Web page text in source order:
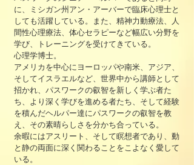
に、ミシガン州アン・アーバーで臨床心理士と
しても活躍している。また、精神力動療法、人
間性心理療法、体心セラピーなど幅広い分野を
学び、トレーニングを受けてきている。
心理学博士。
アメリカを中心にヨーロッパや南米、アジア、
そしてイスラエルなど、世界中から講師として
招かれ、パスワークの叡智を新しく学ぶ者た
ち、より深く学びを進める者たち、そして経験
を積んだヘルパー達にパスワークの叡智を教
え、その素晴らしさを分かち合っている。
余暇にはアスリート、そして瞑想者であり、動
と静の両面に深く関わることをこよなく愛して
いる。